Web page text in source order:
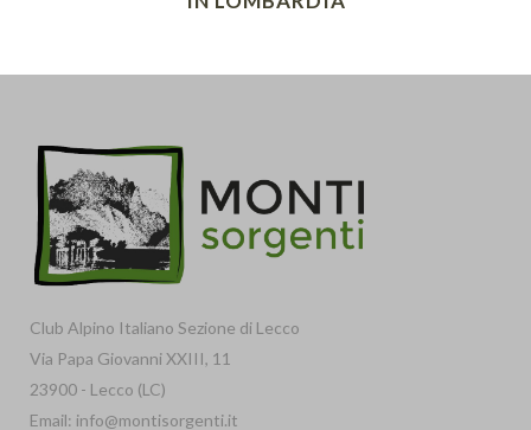
Club Alpino Italiano Sezione di Lecco
Via Papa Giovanni XXIII, 11
23900 - Lecco (LC)
Email: info@montisorgenti.it